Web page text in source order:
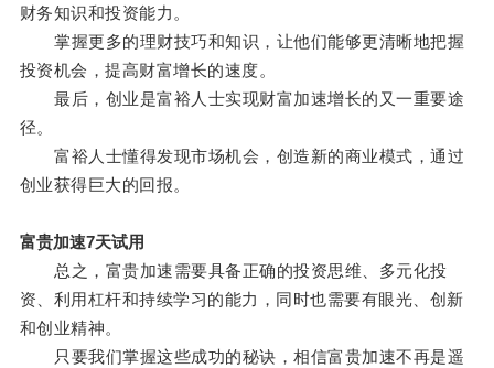
财务知识和投资能力。
掌握更多的理财技巧和知识，让他们能够更清晰地把握
投资机会，提高财富增长的速度。
最后，创业是富裕人士实现财富加速增长的又一重要途
径。
富裕人士懂得发现市场机会，创造新的商业模式，通过
创业获得巨大的回报。
富贵加速7天试用
总之，富贵加速需要具备正确的投资思维、多元化投
资、利用杠杆和持续学习的能力，同时也需要有眼光、创新
和创业精神。
只要我们掌握这些成功的秘诀，相信富贵加速不再是遥